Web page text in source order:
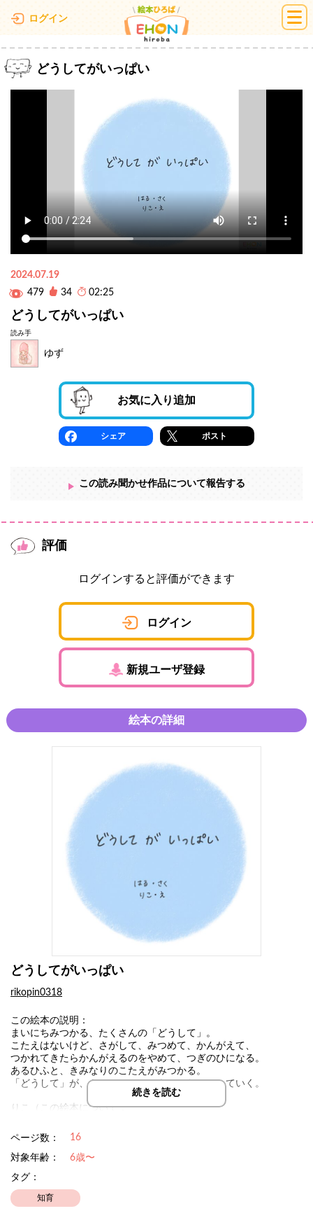
ログイン 絵本ひろば
どうしてがいっぱい
2024.07.19
479
34 02:25
どうしてがいっぱい
読み手
ゆず
お気に入り追加
シェア ポスト
この読み聞かせ作品について報告する
評価
ログインすると評価ができます
ログイン
新規ユーザ登録
絵本の詳細
どうしてがいっぱい
rikopin0318
この絵本の説明：
まいにちみつかる、たくさんの「どうして」。
こたえはないけど、さがして、みつめて、かんがえて、
つかれてきたらかんがえるのをやめて、つぎのひになる。
あるひふと、きみなりのこたえがみつかる。
「どうして」が、きみのじんせいを、ゆたかにしていく。
りこ（この絵本について：
続きを読む
ページ数： 16
対象年齢：
6歳〜
タグ：
知育